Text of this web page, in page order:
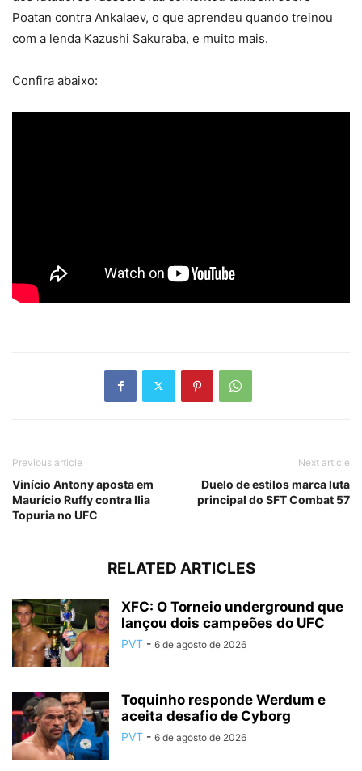
Poatan contra Ankalaev, o que aprendeu quando treinou
com a lenda Kazushi Sakuraba, e muito mais.
Confira abaixo:
Previous article
Vinício Antony aposta em
Maurício Ruffy contra Ilia
Topuria no UFC
Next article
Duelo de estilos marca luta
principal do SFT Combat 57
RELATED ARTICLES
XFC: O Torneio underground que
lançou dois campeões do UFC
PVT - 6 de agosto de 2026
Toquinho responde Werdum e
aceita desafio de Cyborg
PVT - 6 de agosto de 2026